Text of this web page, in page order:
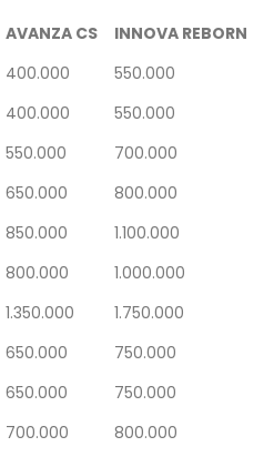
AVANZA CS
INNOVA REBORN
400.000
550.000
400.000
550.000
550.000
700.000
650.000
800.000
850.000
1.100.000
800.000
1.000.000
1.350.000
1.750.000
650.000
750.000
650.000
750.000
700.000
800.000